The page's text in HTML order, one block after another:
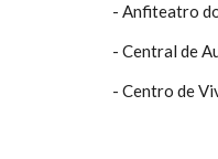
- Anfiteatro
- Central de
- Centro de